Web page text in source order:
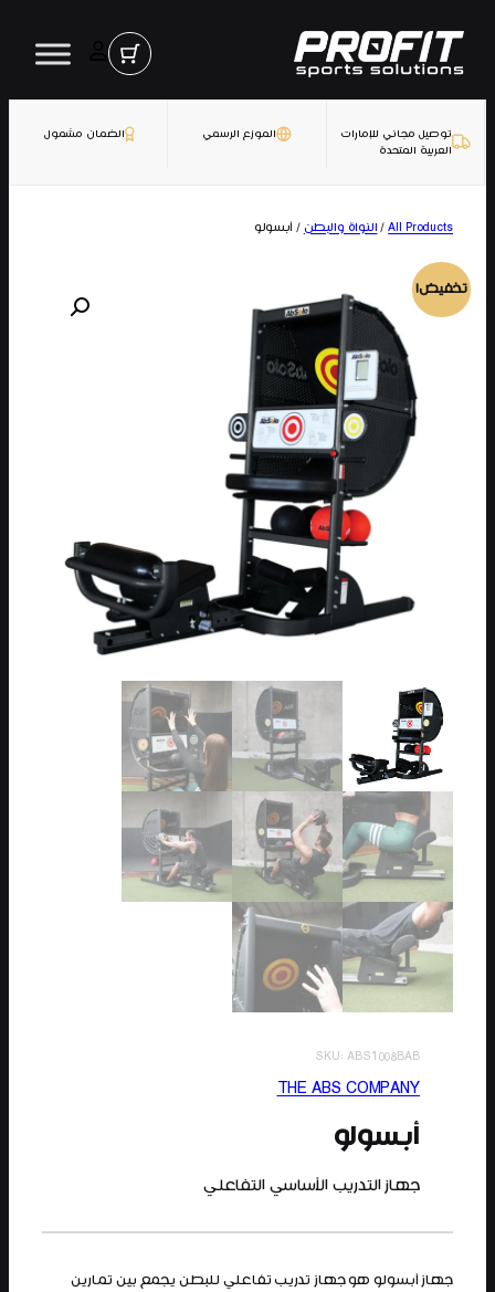
المحتوى
توصيل مجاني للإمارات
العربية المتحدة
الموزع الرسمي الضمان مشمول
All Products
/ النواة والبطن / أبسولو
تخفيض!
SKU: ABS1008BAB
THE ABS COMPANY
أبسولو
جهاز التدريب الأساسي التفاعلي
جهاز أبسولو هو جهاز تدريب تفاعلي للبطن يجمع بين تمارين
Email Address
*
SEND